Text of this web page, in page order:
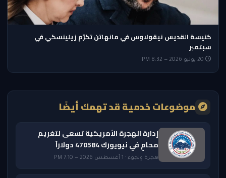
كنيسة القديس نيقولاوس في مانهاتن تكرّم زيلينسكي في
سبتمبر
موضوعات خدمية قد تهمك أيضًا
إدارة الهجرة الأمريكية تسعى لتغريم
محامٍ في نيويورك 470584 دولاراً
هجرة ولجوء · 1 أغسطس 2026 — 7:10 PM